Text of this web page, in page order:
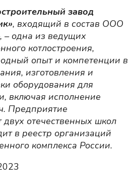
завод
, входящий в состав ООО
– одна из ведущих
котлостроения,
опыт и компетенции в
изготовления и
оборудования для
включая исполнение
Предприятие
двух отечественных школ
в реестр организаций
комплекса России.